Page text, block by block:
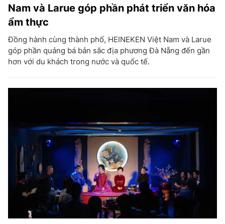
Nam và Larue góp phần phát triển văn hóa
ẩm thực
Đồng hành cùng thành phố, HEINEKEN Việt Nam và Larue
góp phần quảng bá bản sắc địa phương Đà Nẵng đến gần
hơn với du khách trong nước và quốc tế.